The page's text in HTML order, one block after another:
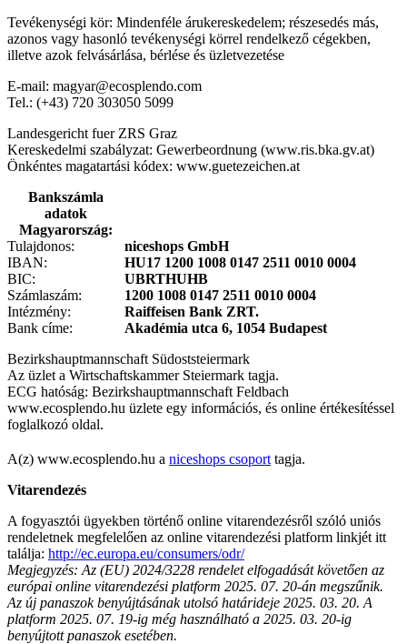
Tevékenységi kör: Mindenféle árukereskedelem; részesedés más,
azonos vagy hasonló tevékenységi körrel rendelkező cégekben,
illetve azok felvásárlása, bérlése és üzletvezetése
E-mail: magyar@ecosplendo.com
Tel.: (+43) 720 303050 5099
Landesgericht fuer ZRS Graz
Kereskedelmi szabályzat: Gewerbeordnung (www.ris.bka.gv.at)
Önkéntes magatartási kódex: www.guetezeichen.at
Bankszámla
adatok
Magyarország:
Tulajdonos:
niceshops GmbH
IBAN:
HU17 1200 1008 0147 2511 0010 0004
BIC:
UBRTHUHB
Számlaszám:
1200 1008 0147 2511 0010 0004
Intézmény:
Raiffeisen Bank ZRT.
Bank címe:
Akadémia utca 6, 1054 Budapest
Bezirkshauptmannschaft Südoststeiermark
Az üzlet a Wirtschaftskammer Steiermark tagja.
ECG hatóság: Bezirkshauptmannschaft Feldbach
www.ecosplendo.hu üzlete egy információs, és online értékesítéssel
foglalkozó oldal.
A(z) www.ecosplendo.hu a niceshops csoport tagja.
Vitarendezés
A fogyasztói ügyekben történő online vitarendezésről szóló uniós
rendeletnek megfelelően az online vitarendezési platform linkjét itt
találja: http://ec.europa.eu/consumers/odr/
Megjegyzés: Az (EU) 2024/3228 rendelet elfogadását követően az
európai online vitarendezési platform 2025. 07. 20-án megszűnik.
Az új panaszok benyújtásának utolsó határideje 2025. 03. 20. A
platform 2025. 07. 19-ig még használható a 2025. 03. 20-ig
benyújtott panaszok esetében.